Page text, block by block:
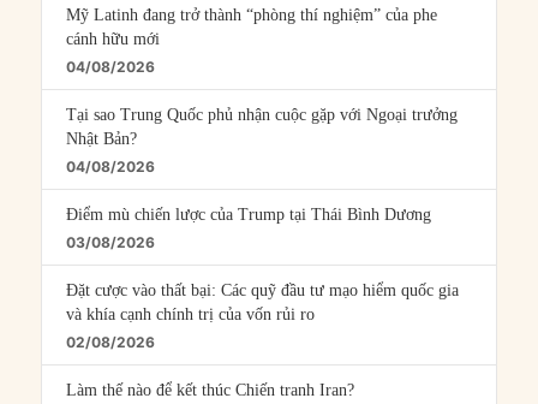
Mỹ Latinh đang trở thành “phòng thí nghiệm” của phe
cánh hữu mới
04/08/2026
Tại sao Trung Quốc phủ nhận cuộc gặp với Ngoại trưởng
Nhật Bản?
04/08/2026
Điểm mù chiến lược của Trump tại Thái Bình Dương
03/08/2026
Đặt cược vào thất bại: Các quỹ đầu tư mạo hiểm quốc gia
và khía cạnh chính trị của vốn rủi ro
02/08/2026
Làm thế nào để kết thúc Chiến tranh Iran?